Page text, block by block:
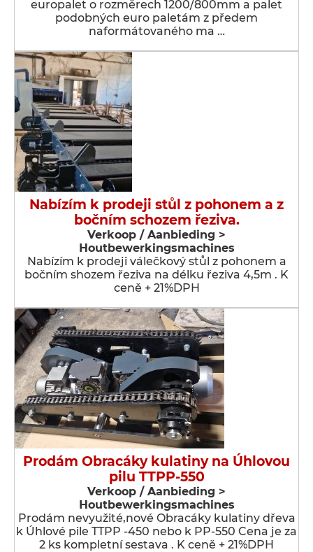
europalet o rozměrech 1200/800mm a palet
podobných euro paletám z předem
naformátovaného ma …
Nabízím k prodeji stůl z pohonem a z
bočním schozem řeziva.
Verkoop / Aanbieding >
Houtbewerkingsmachines
Nabízím k prodeji válečkový stůl z pohonem a
bočním shozem řeziva na délku řeziva 4,5m . K
ceně + 21%DPH
Prodám Obracáky kulatiny na Úhlovou
pilu TTPP-550
Verkoop / Aanbieding >
Houtbewerkingsmachines
Prodám nevyužité,nové Obracáky kulatiny dřeva
k Úhlové pile TTPP -450 nebo k PP-550 Cena je za
2 ks kompletní sestava . K ceně + 21%DPH